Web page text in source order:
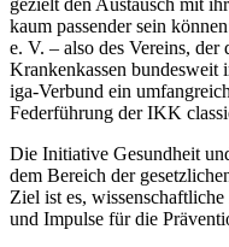
kaum passender sein
e. V. – also des Vereins,
Krankenkassen
iga-Verbund ein
Federführung der IKK
Die Initiative Gesundheit
dem Bereich der
Ziel ist es,
und Impulse für die